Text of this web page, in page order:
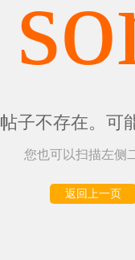
帖子不存在。可
您也可以扫描左侧
返回上一页